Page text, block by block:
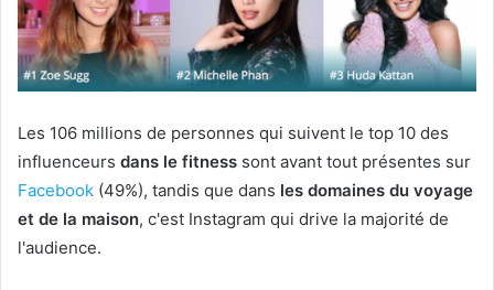
Les 106 millions de personnes qui suivent le top 10 des
influenceurs dans le fitness sont avant tout présentes sur
Facebook (49%), tandis que dans les domaines du voyage
et de la maison, c'est Instagram qui drive la majorité de
l'audience.